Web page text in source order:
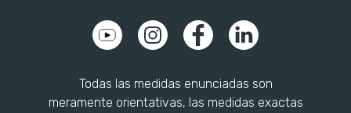
Todas las medidas enunciadas son
meramente orientativas, las medidas exactas